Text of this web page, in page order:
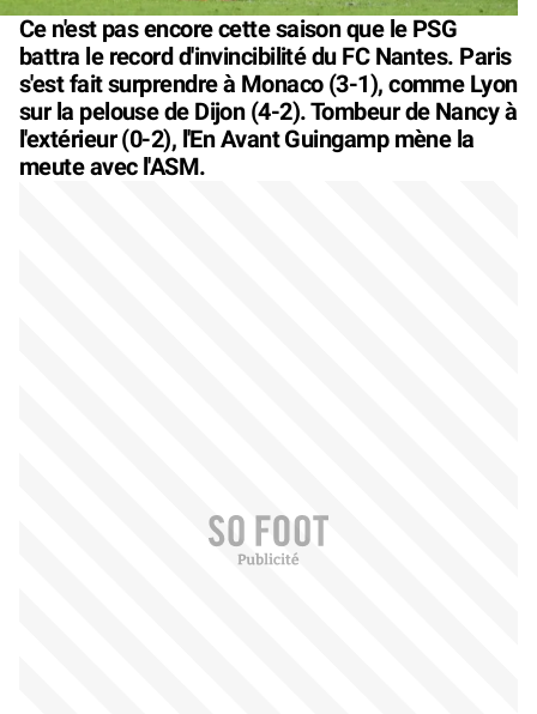
Ce n'est pas encore cette saison que le PSG
battra le record d'invincibilité du FC Nantes. Paris
s'est fait surprendre à Monaco (3-1), comme Lyon
sur la pelouse de Dijon (4-2). Tombeur de Nancy à
l'extérieur (0-2), l'En Avant Guingamp mène la
meute avec l'ASM.